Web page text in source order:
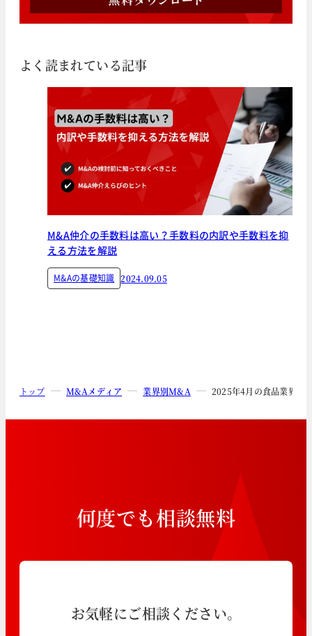
よく読まれている記事
M&A仲介の手数料は高い？手数料の内訳や手数料を抑
える方法を解説
M&Aの基礎知識 2024.09.05
トップ M&Aメディア 業界別M&A 2025年4月の食品業界
何度でも相談無料
お気軽にご相談ください。